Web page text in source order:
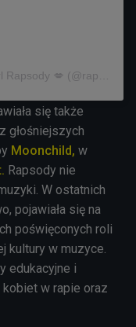
się także
głośniejszych
Moonchild, w
Rapsody nie
W ostatnich
pojawiała się na
poświęconych roli
kultury w muzyce.
edukacyjne i
w rapie oraz